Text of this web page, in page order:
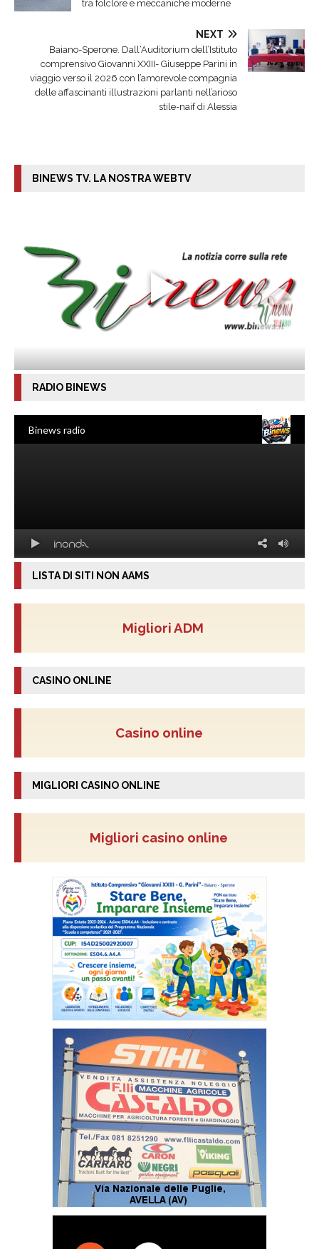
tra folclore e meccaniche moderne
NEXT
Baiano-Sperone. Dall‘Auditorium dell’Istituto
comprensivo Giovanni XXIII- Giuseppe Parini in
viaggio verso il 2026 con l’amorevole compagnia
delle affascinanti illustrazioni parlanti nell’arioso
stile-naif di Alessia
BINEWS TV. LA NOSTRA WEBTV
RADIO BINEWS
LISTA DI SITI NON AAMS
Migliori ADM
CASINO ONLINE
Casino online
MIGLIORI CASINO ONLINE
Migliori casino online